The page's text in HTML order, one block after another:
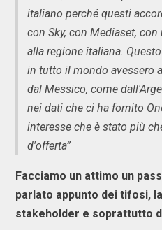
italiano perché questi
con Sky, con Mediaset,
alla regione italiana.
in tutto il mondo avessero
dal Messico, come
nei dati che ci ha fornito
interesse che è stato più
d'offerta”
Facciamo un attimo un
parlato appunto dei tifosi,
stakeholder e soprattutto